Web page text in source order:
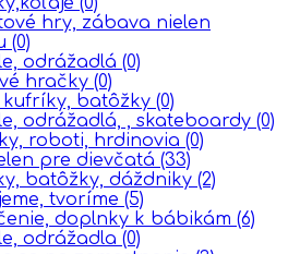
hry, zábava nielen
(0)
odrážadlá (0)
hračky (0)
kufríky, batôžky (0)
odrážadlá, , skateboardy (0)
roboti, hrdinovia (0)
pre dievčatá (33)
batôžky, dáždniky (2)
tvoríme (5)
doplnky k bábikám (6)
odrážadla (0)